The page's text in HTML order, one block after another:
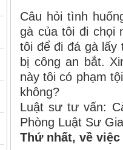
Câu hỏi tình
gà của tôi đi chọi
tôi để đi đá gà lấy
bị công an bắt.
này tôi có phạm
không?
Luật sư tư vấn:
Phòng Luật Sư
Thứ nhất, về